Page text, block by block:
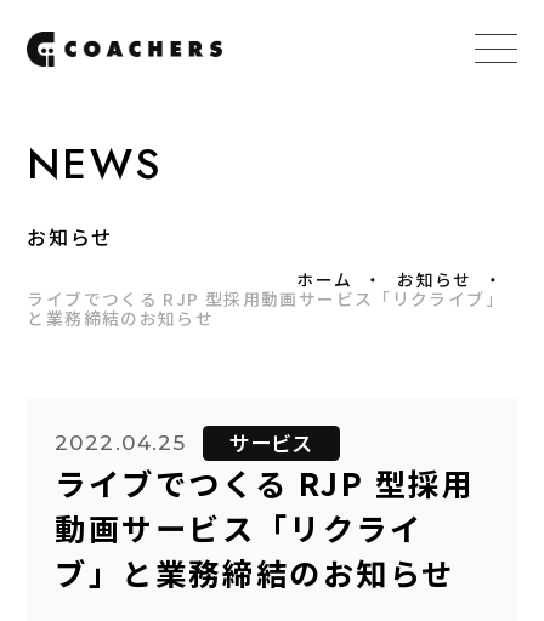
NEWS
お知らせ
ホーム
お知らせ
ライブでつくる RJP 型採用動画サービス「リクライブ」
と業務締結のお知らせ
2022.04.25 サービス
ライブでつくる RJP 型採用
動画サービス「リクライ
ブ」と業務締結のお知らせ